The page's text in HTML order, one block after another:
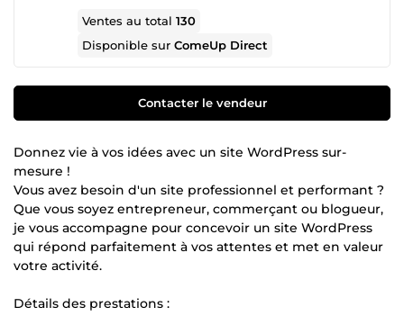
Ventes au total130
Disponible surComeUp Direct
Contacter le vendeur
Donnez vie à vos idées avec un site WordPress sur-
mesure !
Vous avez besoin d'un site professionnel et performant ?
Que vous soyez entrepreneur, commerçant ou blogueur,
je vous accompagne pour concevoir un site WordPress
qui répond parfaitement à vos attentes et met en valeur
votre activité.
Détails des prestations :